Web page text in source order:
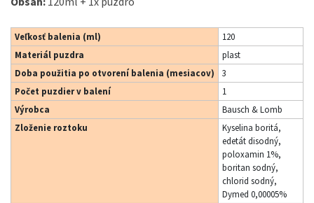
Veľkosť balenia (ml)
120
Materiál puzdra
plast
Doba použitia po otvorení balenia (mesiacov)
3
Počet puzdier v balení
1
Výrobca
Bausch & Lomb
Zloženie roztoku
Kyselina boritá,
edetát disodný,
poloxamin 1%,
boritan sodný,
chlorid sodný,
Dymed 0,00005%